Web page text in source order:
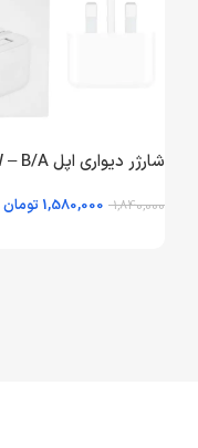
1,840,000
1,580,000 تومان